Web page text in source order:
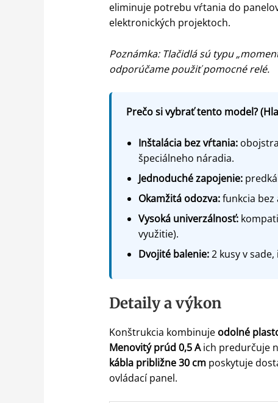
eliminuje potrebu vŕtania do
elektronických projektoch.
Poznámka: Tlačidlá sú typu
odporúčame použiť pomocné relé.
Prečo si vybrať tento model?
Inštalácia bez vŕtania:
špeciálneho náradia.
Jednoduché zapojenie:
Okamžitá odozva:funkcia bez
Vysoká univerzálnosť:
využitie).
Dvojité balenie:2 kusy v
Detaily a výkon
Konštrukcia kombinuje odolné
Menovitý prúd 0,5 Aich predurčuje
kábla približne 30 cmposkytuje
ovládací panel.